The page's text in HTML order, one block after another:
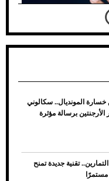
أشهر
خسارة المونديال.. سكالوني
الأرجنتين برسالة مؤثرة
تقنية جديدة تمنح
مستمرًا